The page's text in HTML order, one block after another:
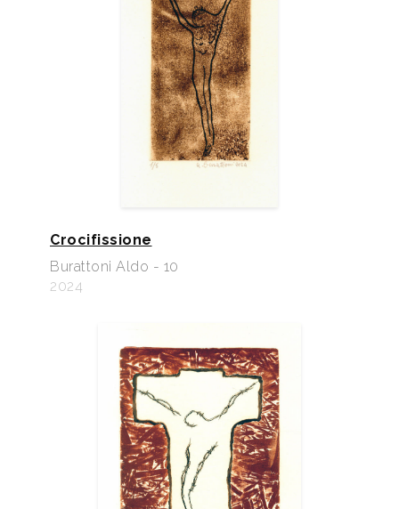
Crocifissione
Burattoni Aldo - 10
2024